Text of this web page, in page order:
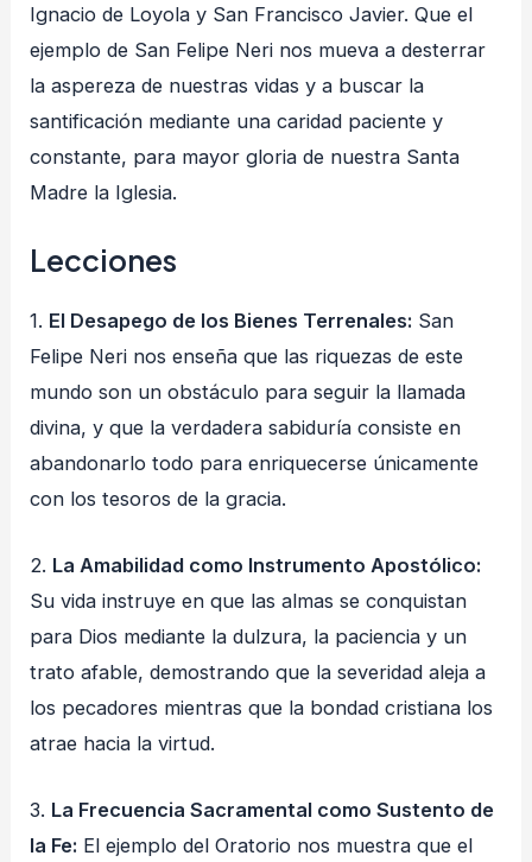
Ignacio de Loyola y San Francisco Javier. Que el
ejemplo de San Felipe Neri nos mueva a desterrar
la aspereza de nuestras vidas y a buscar la
santificación mediante una caridad paciente y
constante, para mayor gloria de nuestra Santa
Madre la Iglesia.
Lecciones
1. El Desapego de los Bienes Terrenales: San
Felipe Neri nos enseña que las riquezas de este
mundo son un obstáculo para seguir la llamada
divina, y que la verdadera sabiduría consiste en
abandonarlo todo para enriquecerse únicamente
con los tesoros de la gracia.
2. La Amabilidad como Instrumento Apostólico:
Su vida instruye en que las almas se conquistan
para Dios mediante la dulzura, la paciencia y un
trato afable, demostrando que la severidad aleja a
los pecadores mientras que la bondad cristiana los
atrae hacia la virtud.
3. La Frecuencia Sacramental como Sustento de
la Fe: El ejemplo del Oratorio nos muestra que el